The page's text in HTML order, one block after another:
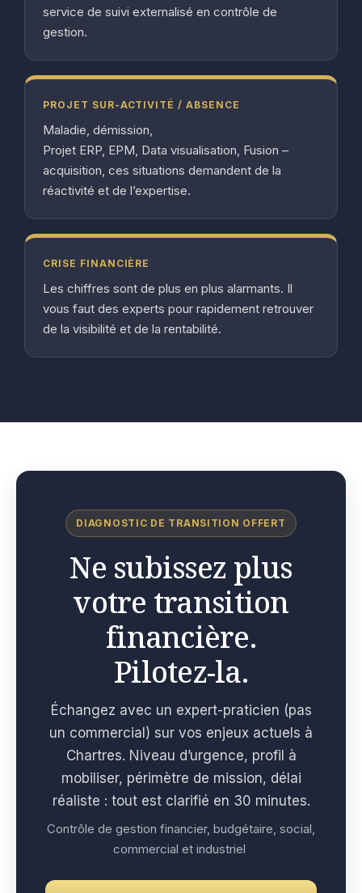
service de suivi externalisé en contrôle de
gestion.
PROJET SUR-ACTIVITÉ / ABSENCE
Maladie, démission,
Projet ERP, EPM, Data visualisation, Fusion –
acquisition, ces situations demandent de la
réactivité et de l’expertise.
CRISE FINANCIÈRE
Les chiffres sont de plus en plus alarmants. Il
vous faut des experts pour rapidement retrouver
de la visibilité et de la rentabilité.
DIAGNOSTIC DE TRANSITION OFFERT
Ne subissez plus
votre transition
financière.
Pilotez-la.
Échangez avec un expert-praticien (pas
un commercial) sur vos enjeux actuels à
Chartres. Niveau d’urgence, profil à
mobiliser, périmètre de mission, délai
réaliste : tout est clarifié en 30 minutes.
Contrôle de gestion financier, budgétaire, social,
commercial et industriel